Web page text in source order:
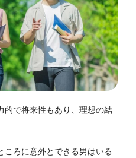
的で将来性もあり、理想の結
ころに意外とできる男はいる